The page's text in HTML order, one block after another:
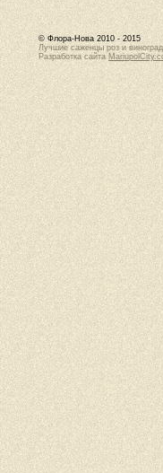
© Флора-Нова 2010 - 2015
Лучшие саженцы роз и
Разработка сайта